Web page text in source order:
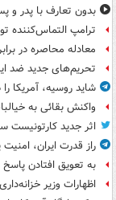
بدون تعارف با پدر و
ترامپ التماس‌کننده
معادله محاصره در
تحریم‌های جدید ضد
شاید روسیه، آمریکا
واکنش بقائی به
اثر جدید کارتونیست
راز قدرت ایران،
به تعویق افتادن
اظهارات وزیر